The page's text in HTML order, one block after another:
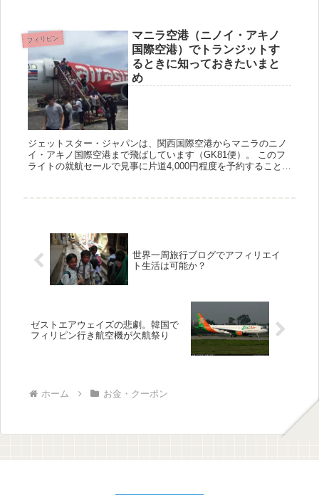
フィリピン
マニラ空港（ニノイ・アキノ
国際空港）でトランジットす
るときに知っておきたいまと
め
ジェットスター・ジャパンは、関西国際空港からマニラのニノ
イ・アキノ国際空港まで飛ばしています（GK81便）。 このフ
ライトの就航セールで見事に片道4,000円程度を予約することが
世界一周旅行ブログでアフィリエイ
ト生活は可能か？
ゼストエアウェイズの悲劇。韓国で
フィリピン行き航空機が欠航祭り
ホーム お金・クーポン